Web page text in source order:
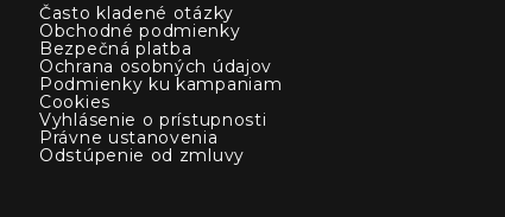
Často kladené otázky
Obchodné podmienky
Bezpečná platba
Ochrana osobných údajov
Podmienky ku kampaniam
Cookies
Vyhlásenie o prístupnosti
Právne ustanovenia
Odstúpenie od zmluvy